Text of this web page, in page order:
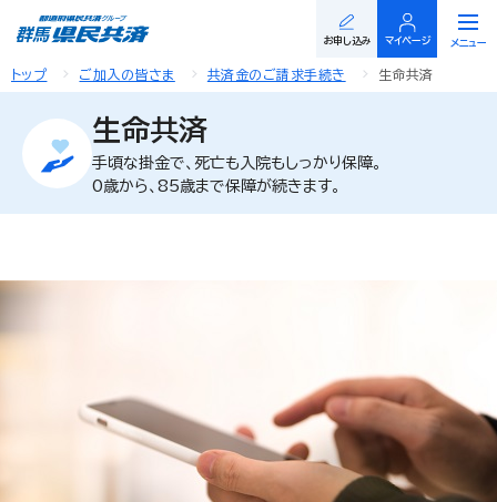
閉じる
メニュー
お申し込み マイページ
トップ ご加入の皆さま 共済金のご請求手続き 生命共済
生命共済
手頃な掛金で、死亡も入院もしっかり保障。
0歳から、85歳まで保障が続きます。